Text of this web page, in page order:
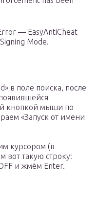
— EasyAntiCheat
Mode.
в поле поиска, после
кнопкой мыши по
«Запуск от имени
курсором (в
вот такую строку:
и жмём Enter.